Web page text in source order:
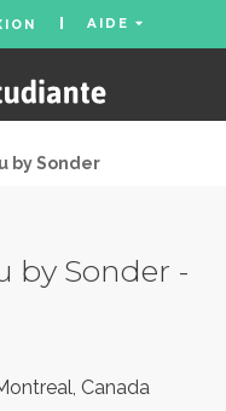
AIDE
by Sonder
by Sonder -
Canada